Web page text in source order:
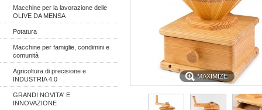
Macchine per la lavorazione delle
OLIVE DA MENSA
Potatura
Macchine per famiglie, condimini e
comunità
Agricoltura di precisione e
INDUSTRIA 4.0
GRANDI NOVITA' E
INNOVAZIONE
MAXIMIZE